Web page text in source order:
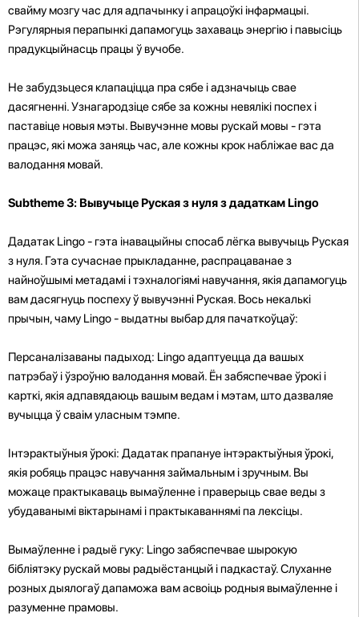
свайму мозгу час для адпачынку і апрацоўкі інфармацыі.
Рэгулярныя перапынкі дапамогуць захаваць энергію і павысіць
прадукцыйнасць працы ў вучобе.
Не забудзьцеся клапаціцца пра сябе і адзначыць свае
дасягненні. Узнагародзіце сябе за кожны невялікі поспех і
паставіце новыя мэты. Вывучэнне мовы рускай мовы - гэта
працэс, які можа заняць час, але кожны крок набліжае вас да
валодання мовай.
Subtheme 3: Вывучыце Руская з нуля з дадаткам Lingo
Дадатак Lingo - гэта інавацыйны спосаб лёгка вывучыць Руская
з нуля. Гэта сучаснае прыкладанне, распрацаванае з
найноўшымі метадамі і тэхналогіямі навучання, якія дапамогуць
вам дасягнуць поспеху ў вывучэнні Руская. Вось некалькі
прычын, чаму Lingo - выдатны выбар для пачаткоўцаў:
Персаналізаваны падыход: Lingo адаптуецца да вашых
патрэбаў і ўзроўню валодання мовай. Ён забяспечвае ўрокі і
карткі, якія адпавядаюць вашым ведам і мэтам, што дазваляе
вучыцца ў сваім уласным тэмпе.
Інтэрактыўныя ўрокі: Дадатак прапануе інтэрактыўныя ўрокі,
якія робяць працэс навучання займальным і зручным. Вы
можаце практыкаваць вымаўленне і праверыць свае веды з
убудаванымі віктарынамі і практыкаваннямі па лексіцы.
Вымаўленне і радыё гуку: Lingo забяспечвае шырокую
бібліятэку рускай мовы радыёстанцый і падкастаў. Слуханне
розных дыялогаў дапаможа вам асвоіць родныя вымаўленне і
разуменне прамовы.